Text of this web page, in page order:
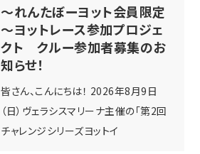
～れんたぼーヨット会員限定
～ヨットレース参加プロジェ
クト クルー参加者募集のお
知らせ！
皆さん、こんにちは！ 2026年8月9日
（日）ヴェラシスマリーナ主催の「第2回
チャレンジシリーズヨットイ